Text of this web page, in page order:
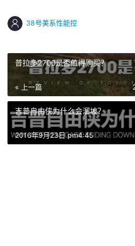
38号美系性能控
普拉多2700是否值得购买？
« 上一篇
吉普自由侠为什么会溜坡？
2016年9月23日 pm4:45